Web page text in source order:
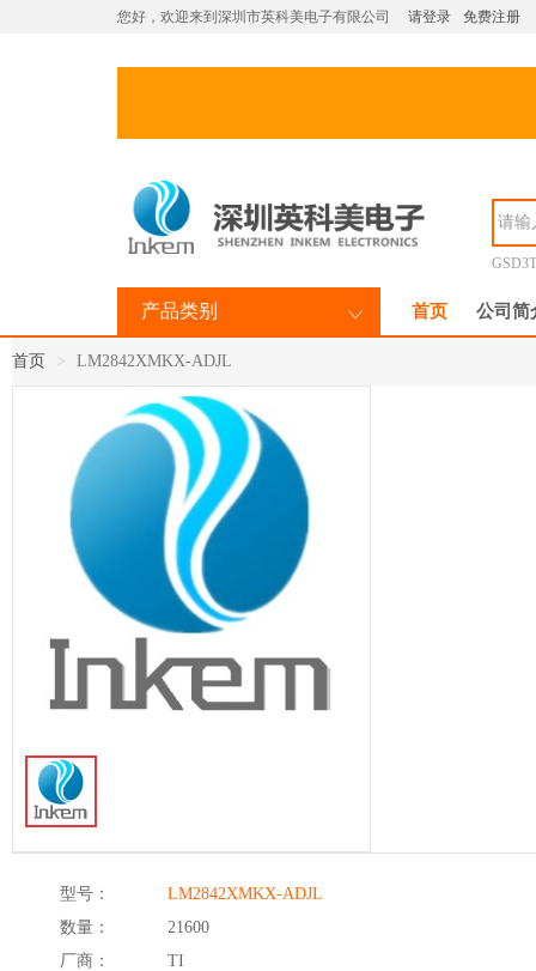
您好，欢迎来到深圳市英科美电子有限公司 请登录 免费注册
产品类别 首页 公司简
首页 LM2842XMKX-ADJL
型号：
LM2842XMKX-ADJL
数量：
21600
厂商：
TI